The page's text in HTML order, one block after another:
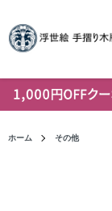
ホーム その他